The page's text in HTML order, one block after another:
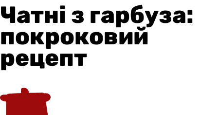
Чатні з гарбуза:
покроковий
рецепт